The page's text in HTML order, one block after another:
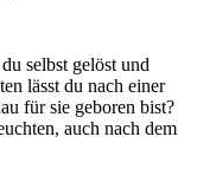
selbst gelöst und
lässt du nach einer
für sie geboren bist?
auch nach dem